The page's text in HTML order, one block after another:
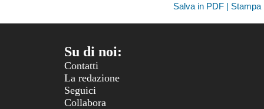
Salva in PDF | Stampa
Su di noi:
Contatti
La redazione
Seguici
Collabora